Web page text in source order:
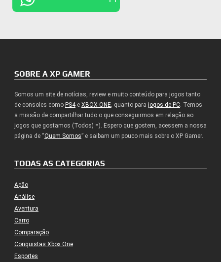
SOBRE A XP GAMER
Somos um site de notícias, review e muito conteúdo para jogos tanto
de consoles como PS4e XBOX ONE, quanto para jogos de PC. Temos
a missão de compartilhar tudo o que conseguirmos em relação ao
jogos que gostamos (Todos) =). Espero que gostem, acessem a nossa
página de “Quem Somos” e saibam um pouco mais sobre o XP Gamer.
TODAS AS CATEGORIAS
Ação
Análise
Aventura
Carro
Comparação
Conquistas Xbox One
Esportes